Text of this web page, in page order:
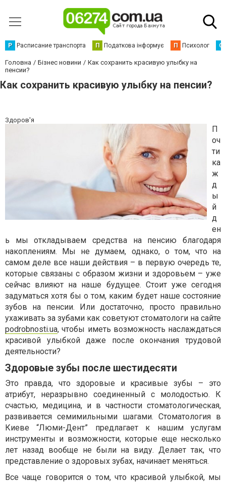
Р Расписание транспорта П Податкова інформує П Психолог С
Головна Бізнес новини
Как сохранить красивую улыбку на
пенсии?
Как сохранить красивую улыбку на пенсии?
Здоров'я
П
оч
ти
ка
ж
д
ы
й
д
ен
ь мы откладываем средства на пенсию благодаря
накоплениям. Мы не думаем, однако, о том, что на
самом деле все наши действия – в первую очередь те,
которые связаны с образом жизни и здоровьем – уже
сейчас влияют на наше будущее. Стоит уже сегодня
задуматься хотя бы о том, каким будет наше состояние
зубов на пенсии. Или достаточно, просто правильно
ухаживать за зубами как советуют стоматологи на сайте
podrobnosti.ua, чтобы иметь возможность наслаждаться
красивой улыбкой даже после окончания трудовой
деятельности?
Здоровые зубы после шестидесяти
Это правда, что здоровые и красивые зубы – это
атрибут, неразрывно соединенный с молодостью. К
счастью, медицина, и в частности стоматологическая,
развивается семимильными шагами. Стоматология в
Киеве “Люми-Дент” предлагает к нашим услугам
инструменты и возможности, которые еще несколько
лет назад вообще не были на виду. Делает так, что
представление о здоровых зубах, начинает меняться.
Все чаще говорится о том, что красивой улыбкой, мы